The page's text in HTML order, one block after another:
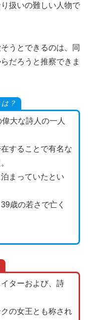
扱いの難しい人物で
うとできるのは、同
だろうと推察できま
？
大な詩人の一人
することで有名な
まっていたとい
歳の若さで亡く
ターおよび、詩
の女王とも称され